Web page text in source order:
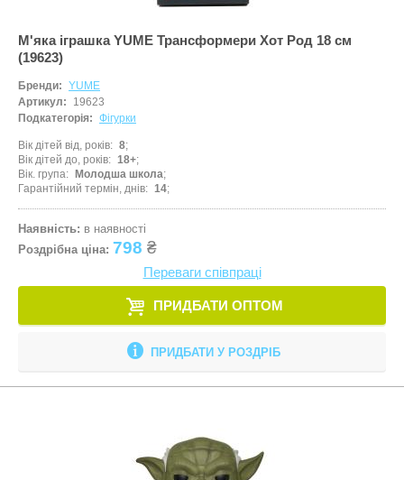
М'яка іграшка YUME Трансформери Хот Род 18 см
(19623)
Бренди: YUME
Артикул:
19623
Подкатегорія: Фігурки
Вік дітей від, років
8
Вік дітей до, років
18+
Вік. група
Молодша школа
Гарантійний термін, днів
14
Наявність: в наявності
Роздрібна ціна: 798 ₴
Переваги співпраці
ПРИДБАТИ ОПТОМ
ПРИДБАТИ У РОЗДРІБ